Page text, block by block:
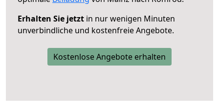
Erhalten Sie jetzt in nur wenigen Minuten
unverbindliche und kostenfreie Angebote.
Kostenlose Angebote erhalten